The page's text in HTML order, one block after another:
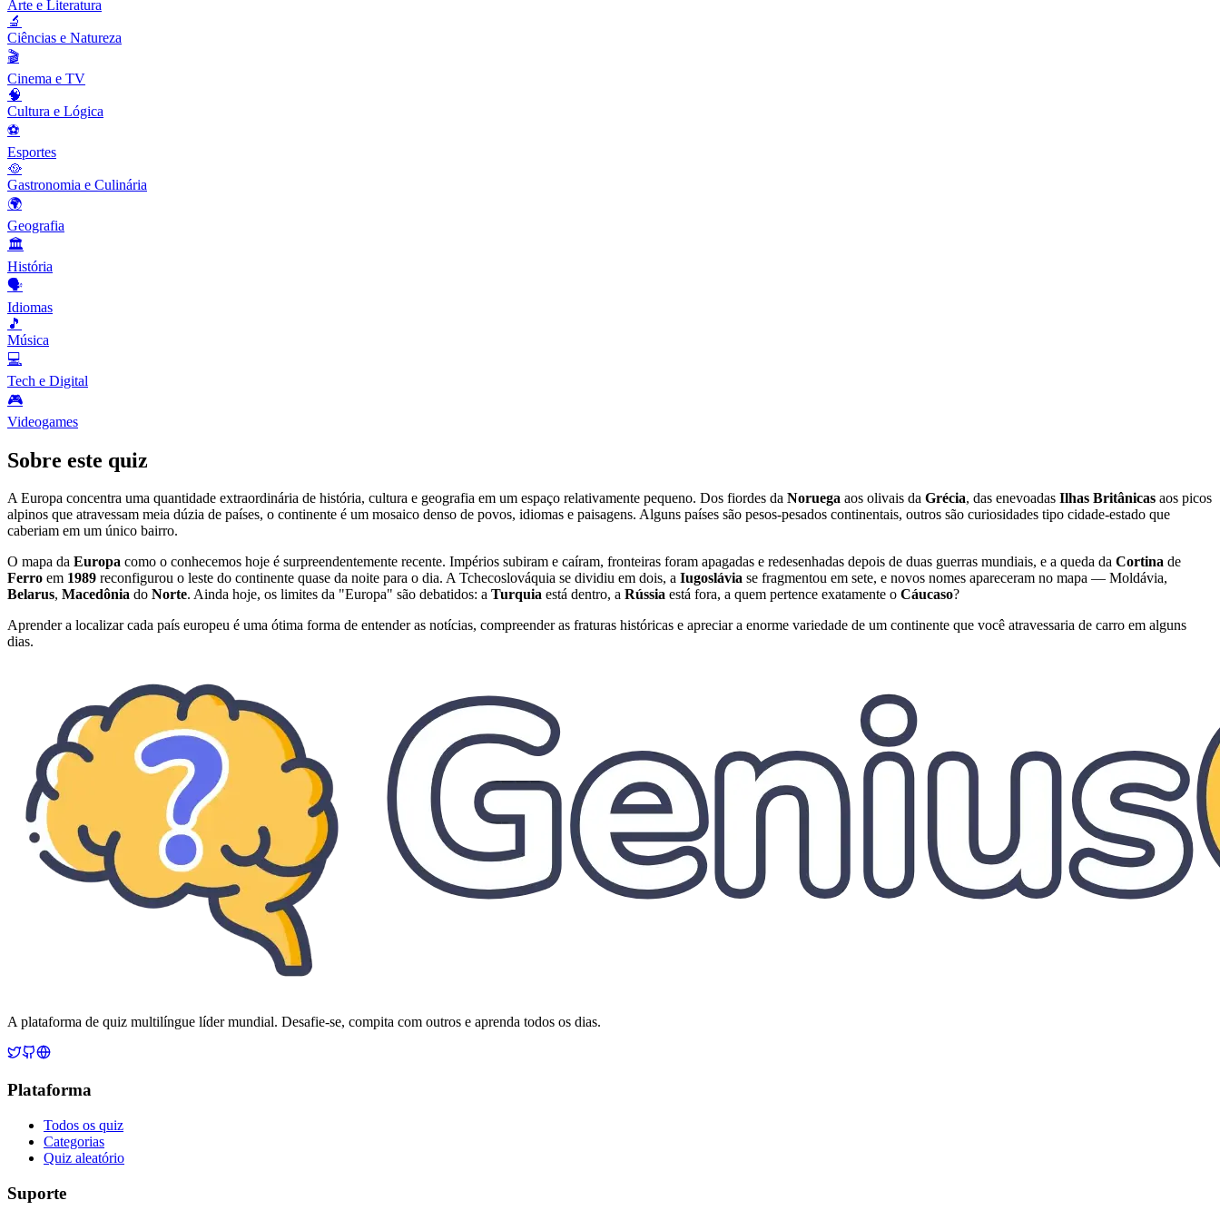
Arte e Literatura
🔬
Ciências e Natureza
🎬
Cinema e TV
🧠
Cultura e Lógica
⚽
Esportes
🥘
Gastronomia e Culinária
🌍
Geografia
🏛️
História
🗣️
Idiomas
🎵
Música
💻
Tech e Digital
🎮
Videogames
Sobre este quiz
A Europa concentra uma quantidade extraordinária de história, cultura e geografia em um espaço relativamente pequeno. Dos fiordes da Noruega aos olivais da Grécia, das enevoadas Ilhas Britânicas aos picos
alpinos que atravessam meia dúzia de países, o continente é um mosaico denso de povos, idiomas e paisagens. Alguns países são pesos-pesados continentais, outros são curiosidades tipo cidade-estado que
caberiam em um único bairro.
O mapa da Europa como o conhecemos hoje é surpreendentemente recente. Impérios subiram e caíram, fronteiras foram apagadas e redesenhadas depois de duas guerras mundiais, e a queda da Cortina de
Ferro em 1989 reconfigurou o leste do continente quase da noite para o dia. A Tchecoslováquia se dividiu em dois, a Iugoslávia se fragmentou em sete, e novos nomes apareceram no mapa — Moldávia,
Belarus, Macedônia do Norte. Ainda hoje, os limites da "Europa" são debatidos: a Turquia está dentro, a Rússia está fora, a quem pertence exatamente o Cáucaso?
Aprender a localizar cada país europeu é uma ótima forma de entender as notícias, compreender as fraturas históricas e apreciar a enorme variedade de um continente que você atravessaria de carro em alguns
dias.
A plataforma de quiz multilíngue líder mundial. Desafie-se, compita com outros e aprenda todos os dias.
Plataforma
Todos os quiz
Categorias
Quiz aleatório
Suporte